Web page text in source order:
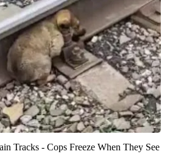
Tracks - Cops Freeze When They See